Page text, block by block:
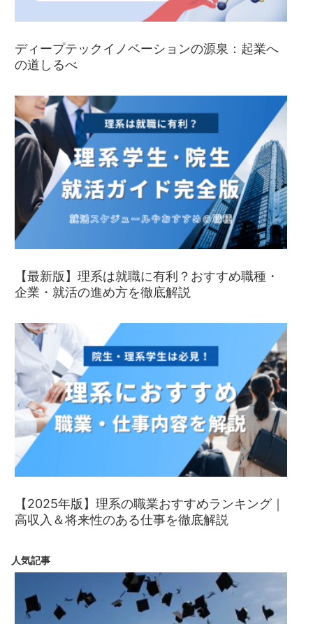
ディープテックイノベーションの源泉：起業へ
の道しるべ
【最新版】理系は就職に有利？おすすめ職種・
企業・就活の進め方を徹底解説
【2025年版】理系の職業おすすめランキング｜
高収入＆将来性のある仕事を徹底解説
人気記事